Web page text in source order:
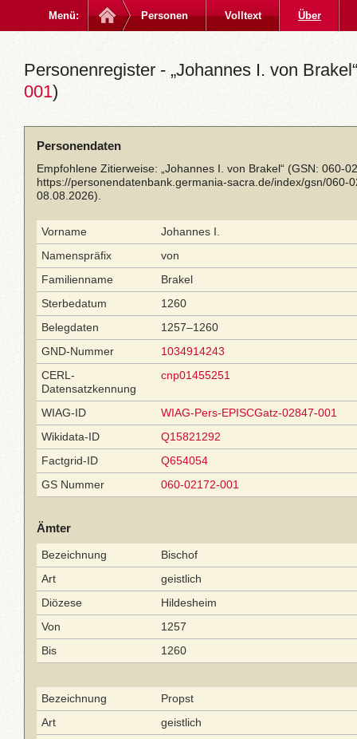
Menü: Personen Volltext Über
Personenregister - „Johannes I. von
001)
Personendaten
Empfohlene Zitierweise: „Johannes I. von Brakel“ (GSN: 060-
https://personendatenbank.germania-sacra.de/index/gsn/060-
08.08.2026).
Vorname
Johannes I.
Namenspräfix
von
Familienname
Brakel
Sterbedatum
1260
Belegdaten
1257–1260
GND-Nummer
1034914243
CERL-
Datensatzkennung
cnp01455251
WIAG-ID
WIAG-Pers-EPISCGatz-02847-001
Wikidata-ID
Q15821292
Factgrid-ID
Q654054
GS Nummer
060-02172-001
Ämter
Bezeichnung
Bischof
Art
geistlich
Diözese
Hildesheim
Von
1257
Bis
1260
Bezeichnung
Propst
Art
geistlich